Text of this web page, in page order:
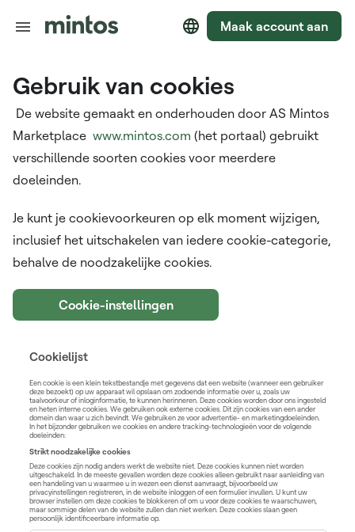
Maak account aan
Gebruik van cookies
De website gemaakt en onderhouden door AS Mintos
Marketplace www.mintos.com (het portaal) gebruikt
verschillende soorten cookies voor meerdere
doeleinden.
Je kunt je cookievoorkeuren op elk moment wijzigen,
inclusief het uitschakelen van iedere cookie-categorie,
behalve de noodzakelijke cookies.
Cookie-instellingen
Cookielijst
Een cookie is een klein tekstbestandje met gegevens dat een website (wanneer een gebruiker
deze bezoekt) op uw apparaat wil opslaan om zodoende informatie over u, zoals uw
taalvoorkeur of inloginformatie, te kunnen herinneren. Deze cookies worden door ons ingesteld
en heten interne cookies. We gebruiken ook externe cookies. Dit zijn cookies van een ander
domein dan waar u zich bevindt. We gebruiken ze voor advertentie- en marketingdoeleinden.
In het bijzonder gebruiken we cookies en andere tracking-technologieën voor de volgende
doeleinden:
Strikt noodzakelijke cookies
Deze cookies zijn nodig anders werkt de website niet. Deze cookies kunnen niet worden
uitgeschakeld. In de meeste gevallen worden deze cookies alleen gebruikt naar aanleiding van
een handeling van u waarmee u in wezen een dienst aanvraagt, bijvoorbeeld uw
privacyinstellingen registreren, in de website inloggen of een formulier invullen. U kunt uw
browser instellen om deze cookies te blokkeren of om u voor deze cookies te waarschuwen,
maar sommige delen van de website zullen dan niet werken. Deze cookies slaan geen
persoonlijk identificeerbare informatie op.